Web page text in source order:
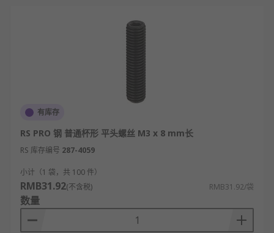
紧定螺钉的工作原理
紧定螺钉的核心作用是实现轴与孔、轮与轴等零件的
相对定位，避免在受力或运转时出现相对滑动、位移
其工作主要依靠螺纹拧紧产生的轴向力，使螺钉端部
紧紧顶压在被固定件的凹槽或表面上，通过摩擦力来
锁定位置，阻止部件松动。
端、平端等类型，因此，某一种紧定螺钉不一定能满
足所有固定场景的使用需求。
紧定螺钉的特点和优势
有库存
RS PRO 钢 普通杯形 平头螺丝 M3 x 8 mm长
RS 库存编号 287-4059
小计（1 袋，共 100 件）
RMB31.92(不含税) RMB31.92/袋
数量